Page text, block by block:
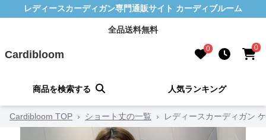
レディースカーディガン専門通販サイト カーディブルーム
全品送料無料
Cardibloom 0 0
商品を検索する 人気ランキング
Cardibloom TOP › ショート丈の一覧 › レディースカーディガン